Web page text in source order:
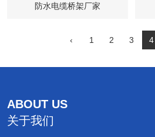
防水电缆桥架厂家
‹ 1 2 3 4
ABOUT US
关于我们